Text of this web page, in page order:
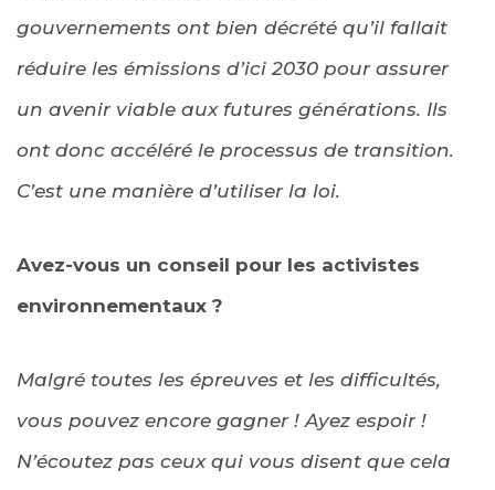
gouvernements ont bien décrété qu’il fallait
réduire les émissions d’ici 2030 pour assurer
un avenir viable aux futures générations. Ils
ont donc accéléré le processus de transition.
C’est une manière d’utiliser la loi.
Avez-vous un conseil pour les activistes
environnementaux ?
Malgré toutes les épreuves et les difficultés,
vous pouvez encore gagner ! Ayez espoir !
N’écoutez pas ceux qui vous disent que cela